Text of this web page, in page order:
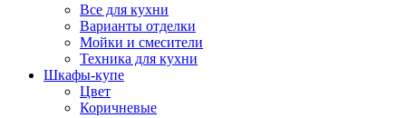
Все для кухни
Варианты отделки
Мойки и смесители
Техника для кухни
Шкафы-купе
Цвет
Коричневые